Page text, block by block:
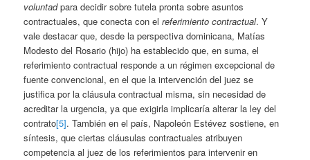
voluntadpara decidir sobre tutela pronta sobre asuntos
contractuales, que conecta con elreferimiento contractual. Y
vale destacar que, desde la perspectiva dominicana, Matías
Modesto del Rosario (hijo) ha establecido que, en suma, el
referimiento contractual responde a un régimen excepcional de
fuente convencional, en el que la intervención del juez se
justifica por la cláusula contractual misma, sin necesidad de
acreditar la urgencia, ya que exigirla implicaría alterar la ley del
contrato[5]. También en el país, Napoleón Estévez sostiene, en
síntesis, que ciertas cláusulas contractuales atribuyen
competencia al juez de los referimientos para intervenir en